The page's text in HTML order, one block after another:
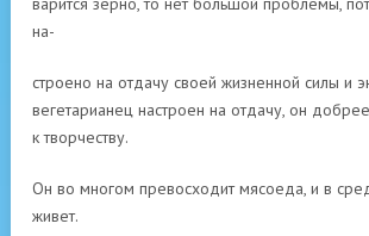
на-
строено на отдачу своей жизненной силы и
вегетарианец настроен на отдачу, он
к творчеству.
Он во многом превосходит мясоеда, и в
живет.